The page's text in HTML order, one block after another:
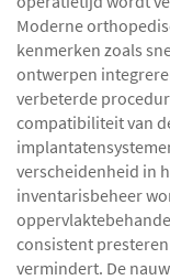
Moderne
kenmerken zoals
ontwerpen
verbeterde
compatibiliteit van
verscheidenheid in
inventarisbeheer
consistent
vermindert. De